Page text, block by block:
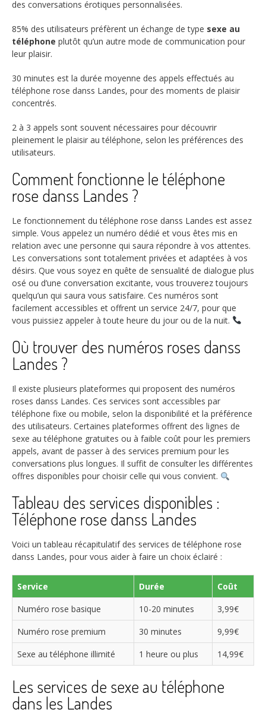
des conversations érotiques personnalisées.
85% des utilisateurs préfèrent un échange de type sexe au
téléphone plutôt qu’un autre mode de communication pour
leur plaisir.
30 minutes est la durée moyenne des appels effectués au
téléphone rose danss Landes, pour des moments de plaisir
concentrés.
2 à 3 appels sont souvent nécessaires pour découvrir
pleinement le plaisir au téléphone, selon les préférences des
utilisateurs.
Comment fonctionne le téléphone
rose danss Landes ?
Le fonctionnement du téléphone rose danss Landes est assez
simple. Vous appelez un numéro dédié et vous êtes mis en
relation avec une personne qui saura répondre à vos attentes.
Les conversations sont totalement privées et adaptées à vos
désirs. Que vous soyez en quête de sensualité de dialogue plus
osé ou d’une conversation excitante, vous trouverez toujours
quelqu’un qui saura vous satisfaire. Ces numéros sont
facilement accessibles et offrent un service 24/7, pour que
vous puissiez appeler à toute heure du jour ou de la nuit.
Où trouver des numéros roses danss
Landes ?
Il existe plusieurs plateformes qui proposent des numéros
roses danss Landes. Ces services sont accessibles par
téléphone fixe ou mobile, selon la disponibilité et la préférence
des utilisateurs. Certaines plateformes offrent des lignes de
sexe au téléphone gratuites ou à faible coût pour les premiers
appels, avant de passer à des services premium pour les
conversations plus longues. Il suffit de consulter les différentes
offres disponibles pour choisir celle qui vous convient.
Tableau des services disponibles :
Téléphone rose danss Landes
Voici un tableau récapitulatif des services de téléphone rose
danss Landes, pour vous aider à faire un choix éclairé :
Service Durée
Coût
Numéro rose basique
10-20 minutes
3,99€
Numéro rose premium
30 minutes
9,99€
Sexe au téléphone illimité
1 heure ou plus 14,99€
Les services de sexe au téléphone
dans les Landes